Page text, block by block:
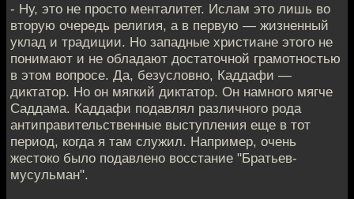
- Ну, это не просто менталитет. Ислам это лишь во
вторую очередь религия, а в первую — жизненный
уклад и традиции. Но западные христиане этого не
понимают и не обладают достаточной грамотностью
в этом вопросе. Да, безусловно, Каддафи —
диктатор. Но он мягкий диктатор. Он намного мягче
Саддама. Каддафи подавлял различного рода
антиправительственные выступления еще в тот
период, когда я там служил. Например, очень
жестоко было подавлено восстание "Братьев-
мусульман".